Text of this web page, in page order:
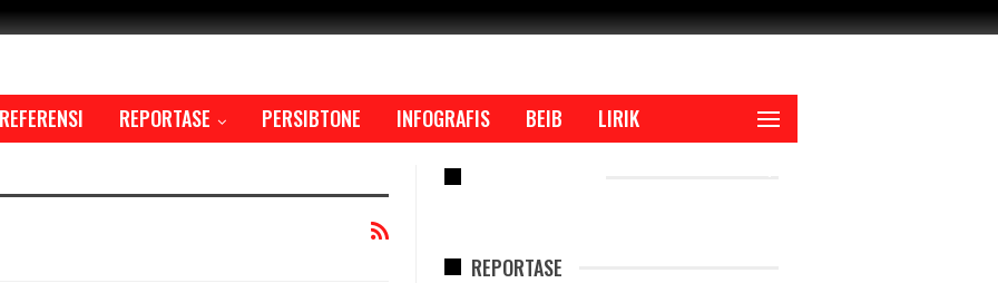
REFERENSI REPORTASE PERSIBTONE INFOGRAFIS BEIB LIRIK
REPORTASE